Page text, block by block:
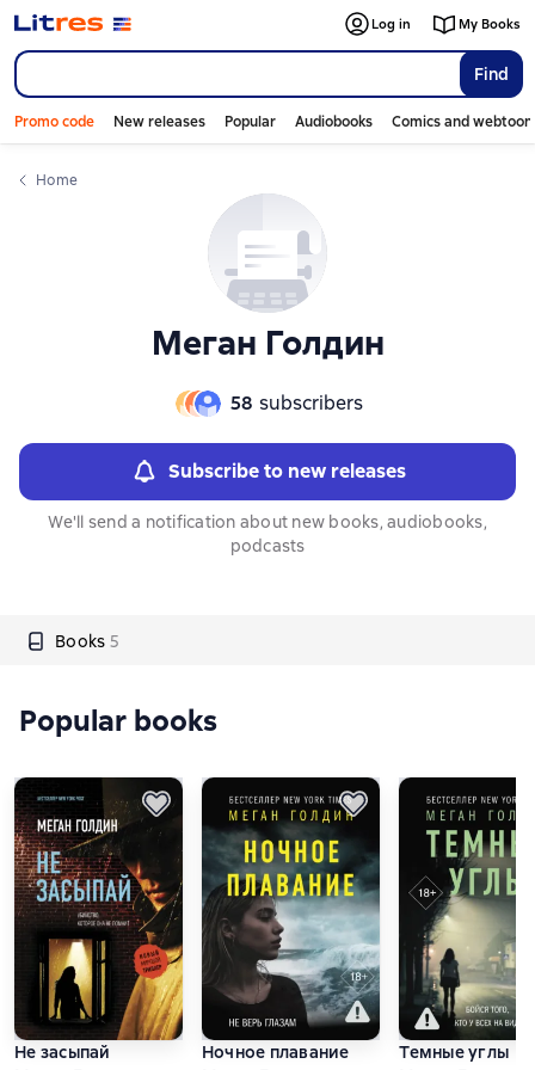
Find
Log in My Books
Promo code New releases Popular Audiobooks Comics and
Home
Меган Голдин
58 subscribers
Subscribe to new releases
We'll send a notification about new books, audiobooks,
podcasts
Books 5
Слайдер с книгами
Popular books
Не засыпай
Ночное плавание
Темные углы
Слайдер с книгами